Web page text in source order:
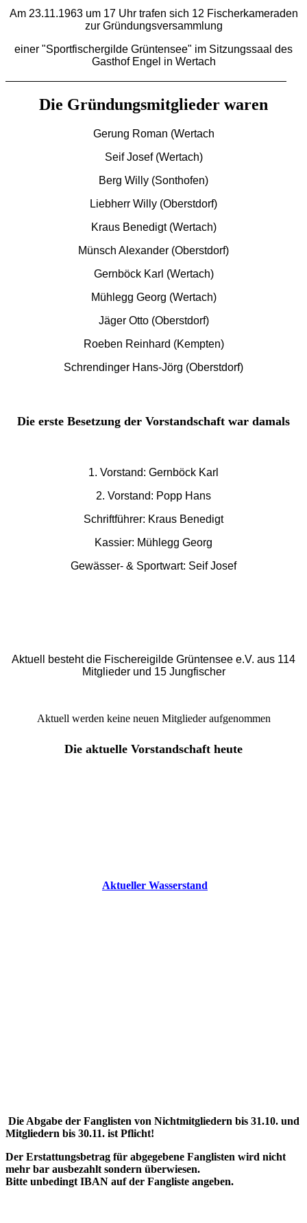
Am 23.11.1963 um 17 Uhr trafen sich 12 Fischerkameraden
zur Gründungsversammlung
einer "Sportfischergilde Grüntensee" im Sitzungssaal des
Gasthof Engel in Wertach
Die Gründungsmitglieder waren
Gerung Roman (Wertach
Seif Josef (Wertach)
Berg Willy (Sonthofen)
Liebherr Willy (Oberstdorf)
Kraus Benedigt (Wertach)
Münsch Alexander (Oberstdorf)
Gernböck Karl (Wertach)
Mühlegg Georg (Wertach)
Jäger Otto (Oberstdorf)
Roeben Reinhard (Kempten)
Schrendinger Hans-Jörg (Oberstdorf)
Die erste Besetzung der Vorstandschaft war damals
1. Vorstand: Gernböck Karl
2. Vorstand: Popp Hans
Schriftführer: Kraus Benedigt
Kassier: Mühlegg Georg
Gewässer- & Sportwart: Seif Josef
Aktuell besteht die Fischereigilde Grüntensee e.V. aus 114
Mitglieder und 15 Jungfischer
Aktuell werden keine neuen Mitglieder aufgenommen
Die aktuelle Vorstandschaft heute
Aktueller Wasserstand
Die Abgabe der Fanglisten von Nichtmitgliedern bis 31.10. und
Mitgliedern bis 30.11. ist Pflicht!
Der Erstattungsbetrag für abgegebene Fanglisten wird nicht
mehr bar ausbezahlt sondern überwiesen.
Bitte unbedingt IBAN auf der Fangliste angeben.